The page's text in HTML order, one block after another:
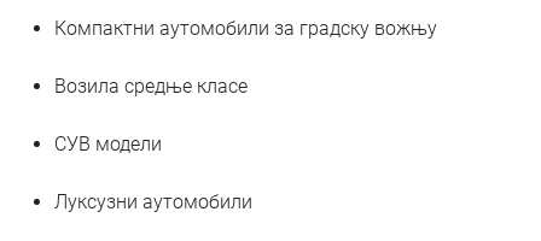
Компактни аутомобили за градску вожњу
Возила средње класе
СУВ модели
Луксузни аутомобили